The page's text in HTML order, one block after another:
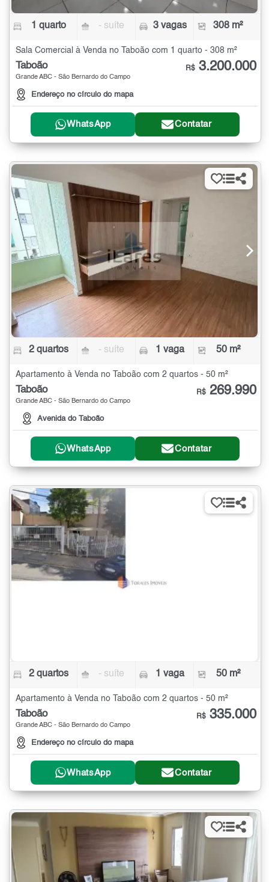
1 quarto - suíte 3 vagas 308 m²
Sala Comercial à Venda no Taboão com 1 quarto - 308 m²
Taboão
Grande ABC - São Bernardo do Campo
Endereço no círculo do mapa
R$ 3.200.000
WhatsApp Contatar
2 quartos - suíte 1 vaga 50 m²
Apartamento à Venda no Taboão com 2 quartos - 50 m²
Taboão
Grande ABC - São Bernardo do Campo
Avenida do Taboão
R$ 269.990
WhatsApp Contatar
2 quartos - suíte 1 vaga 50 m²
Apartamento à Venda no Taboão com 2 quartos - 50 m²
Taboão
Grande ABC - São Bernardo do Campo
Endereço no círculo do mapa
R$ 335.000
WhatsApp Contatar